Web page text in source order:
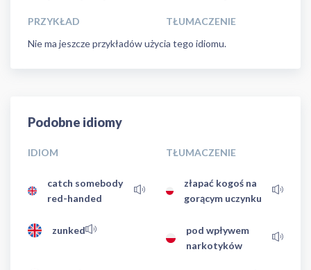
PRZYKŁAD
TŁUMACZENIE
Nie ma jeszcze przykładów użycia tego idiomu.
Podobne idiomy
IDIOM TŁUMACZENIE
catch somebody
red-handed
złapać kogoś na
gorącym uczynku
zunked
pod wpływem
narkotyków